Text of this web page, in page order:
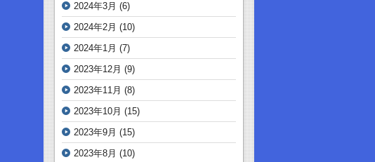
2024年3月 (6)
2024年2月 (10)
2024年1月 (7)
2023年12月 (9)
2023年11月 (8)
2023年10月 (15)
2023年9月 (15)
2023年8月 (10)